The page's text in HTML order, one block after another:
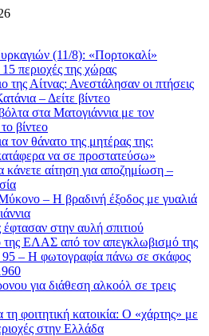
(11/8): «Πορτοκαλί»
περιοχές της χώρας
της Αίτνας: Ανεστάλησαν οι πτήσεις
– Δείτε βίντεο
στα Ματογιάννια με τον
βίντεο
τον θάνατο της μητέρας της:
να σε προστατεύσω»
αίτηση για αποζημίωση –
– Η βραδινή έξοδος με γυαλιά
στην αυλή σπιτιού
της ΕΛΑΣ από τον απεγκλωβισμό της
95 – Η φωτογραφία πάνω σε σκάφος
για διάθεση αλκοόλ σε τρεις
φοιτητική κατοικία: Ο «χάρτης» με
στην Ελλάδα